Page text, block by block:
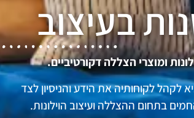
ומוצרי הצללה דקורטיביים.
לקהל לקוחותיה את הידע והניסיון לצד
בתחום ההצללה ועיצוב הוילונות.